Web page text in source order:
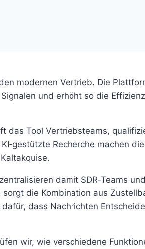
modernen Vertrieb. Die
und erhöht so die
das Tool Vertriebsteams,
Recherche machen
damit SDR‑Teams
die Kombination aus
dass Nachrichten
wir, wie verschiedene